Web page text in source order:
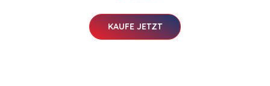
KAUFE JETZT